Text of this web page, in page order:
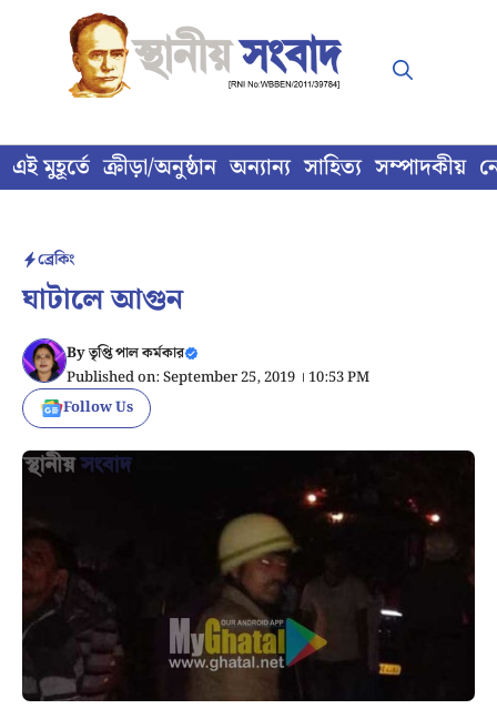
content
এই মুহূর্তে ক্রীড়া/অনুষ্ঠান অন্যান্য সাহিত্য সম্পাদকীয়
ব্রেকিং
ঘাটালে আগুন
Byতৃপ্তি পাল কর্মকার
Published on: September 25, 2019 । 10:53 PM
Follow Us